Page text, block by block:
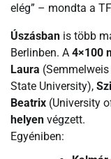
elég” – mondta a
Úszásban is több
Berlinben. A 4×100
Laura
State University),
Beatrix (University
helyen végzett.
Egyéniben: